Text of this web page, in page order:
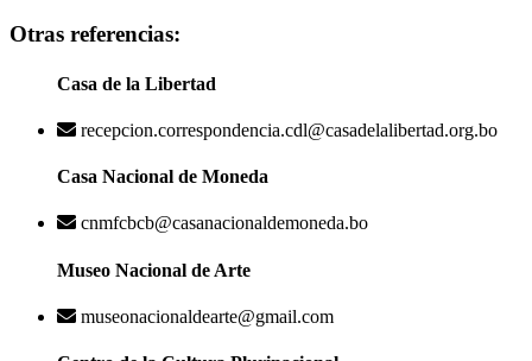
Otras referencias:
Casa de la Libertad
recepcion.correspondencia.cdl@casadelalibertad.org.bo
Casa Nacional de Moneda
cnmfcbcb@casanacionaldemoneda.bo
Museo Nacional de Arte
museonacionaldearte@gmail.com